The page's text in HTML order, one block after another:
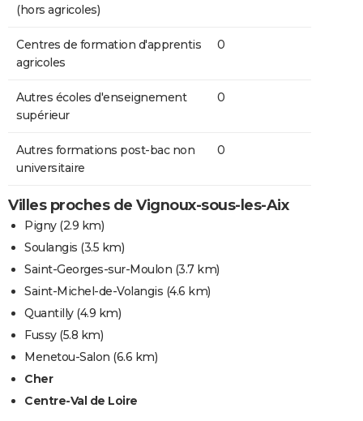
(hors agricoles)
Centres de formation d'apprentis
agricoles
0
Autres écoles d'enseignement
supérieur
0
Autres formations post-bac non
universitaire
0
Villes proches de Vignoux-sous-les-Aix
Pigny(2.9 km)
Soulangis (3.5 km)
Saint-Georges-sur-Moulon (3.7 km)
Saint-Michel-de-Volangis (4.6 km)
Quantilly(4.9 km)
Fussy(5.8 km)
Menetou-Salon (6.6 km)
Cher
Centre-Val de Loire